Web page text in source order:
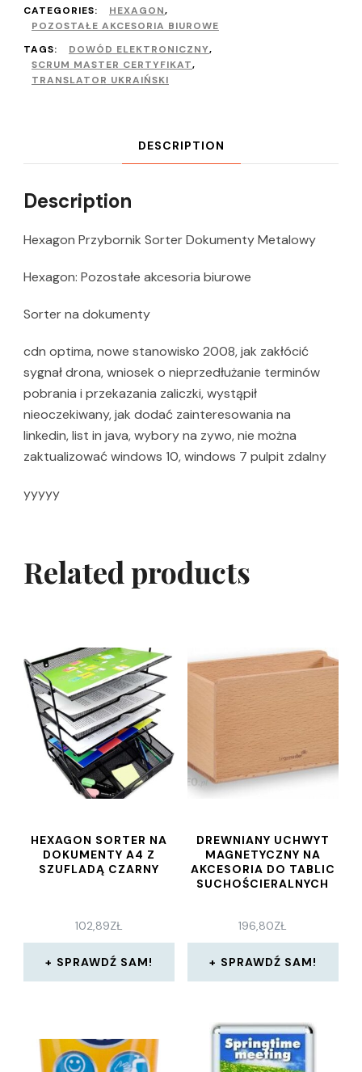
CATEGORIES:
HEXAGON,
POZOSTAŁE AKCESORIA BIUROWE
TAGS:
DOWÓD ELEKTRONICZNY,
SCRUM MASTER CERTYFIKAT,
TRANSLATOR UKRAIŃSKI
DESCRIPTION
Description
Hexagon Przybornik Sorter Dokumenty Metalowy
Hexagon: Pozostałe akcesoria biurowe
Sorter na dokumenty
cdn optima, nowe stanowisko 2008, jak zakłócić
sygnał drona, wniosek o nieprzedłużanie terminów
pobrania i przekazania zaliczki, wystąpił
nieoczekiwany, jak dodać zainteresowania na
linkedin, list in java, wybory na zywo, nie można
zaktualizować windows 10, windows 7 pulpit zdalny
yyyyy
Related products
HEXAGON SORTER NA
DOKUMENTY A4 Z
SZUFLADĄ CZARNY
102,89ZŁ
SPRAWDŹ SAM!
DREWNIANY UCHWYT
MAGNETYCZNY NA
AKCESORIA DO TABLIC
SUCHOŚCIERALNYCH
196,80ZŁ
SPRAWDŹ SAM!